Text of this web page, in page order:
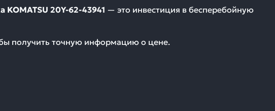
KOMATSU 20Y-62-43941 — это инвестиция в бесперебойную
получить точную информацию о цене.